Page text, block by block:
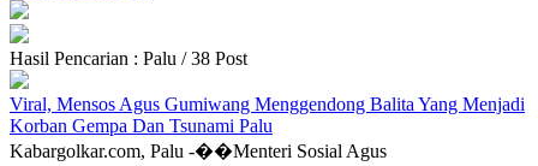
Hasil Pencarian : Palu / 38 Post
Viral, Mensos Agus Gumiwang Menggendong Balita Yang Menjadi
Korban Gempa Dan Tsunami Palu
Kabargolkar.com, Palu -��Menteri Sosial Agus